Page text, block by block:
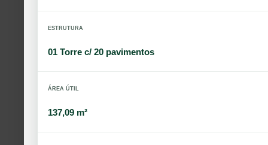
ESTRUTURA
01 Torre c/ 20 pavimentos
ÁREA ÚTIL
137,09 m²